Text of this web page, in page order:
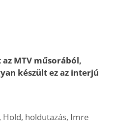
MTV műsorából,
készült ez az interjú
, Hold, holdutazás, Imre